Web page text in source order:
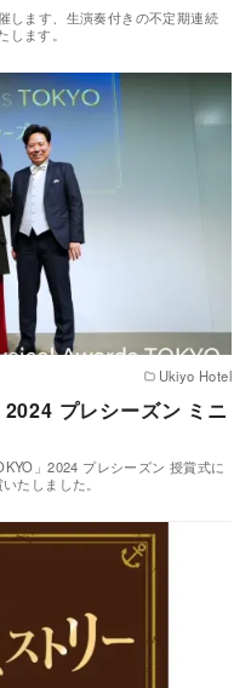
します、生演奏付きの不定期連続
ます。
Ukiyo Hotel
プレシーズン ミニ
」2024 プレシーズン 授賞式に
たしました。